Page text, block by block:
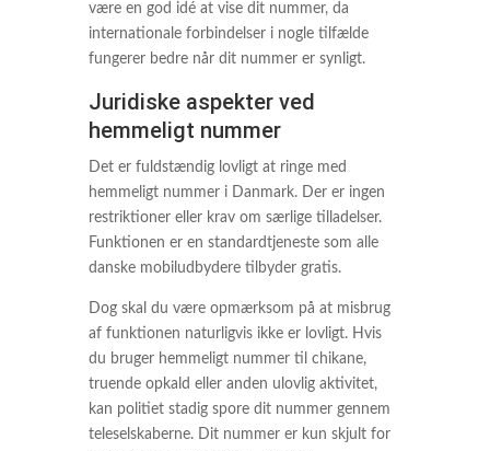
være en god idé at vise dit nummer, da
internationale forbindelser i nogle tilfælde
fungerer bedre når dit nummer er synligt.
Juridiske aspekter ved
hemmeligt nummer
Det er fuldstændig lovligt at ringe med
hemmeligt nummer i Danmark. Der er ingen
restriktioner eller krav om særlige tilladelser.
Funktionen er en standardtjeneste som alle
danske mobiludbydere tilbyder gratis.
Dog skal du være opmærksom på at misbrug
af funktionen naturligvis ikke er lovligt. Hvis
du bruger hemmeligt nummer til chikane,
truende opkald eller anden ulovlig aktivitet,
kan politiet stadig spore dit nummer gennem
teleselskaberne. Dit nummer er kun skjult for